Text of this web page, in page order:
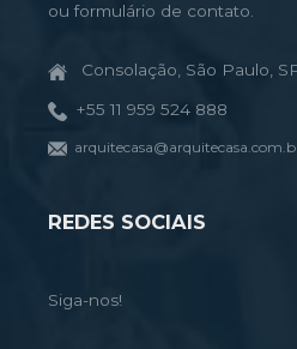
ou formulário de contato.
Consolação, São Paulo,
+55 11 959 524 888
REDES SOCIAIS
Siga-nos!